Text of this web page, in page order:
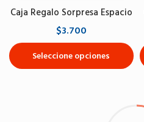
Caja Regalo Sorpresa Espacio
$3.700
Seleccione opciones